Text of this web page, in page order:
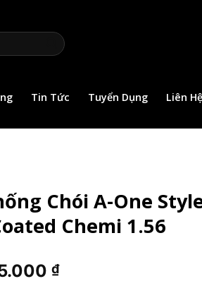
Tin Tức Tuyển Dụng Liên Hệ
Chói A-One
Chemi 1.56
₫Giá